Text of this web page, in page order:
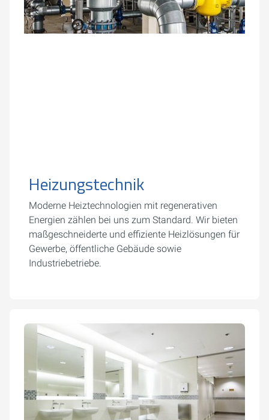
Heizungstechnik
Moderne Heiztechnologien mit regenerativen
Energien zählen bei uns zum Standard. Wir bieten
maßgeschneiderte und effiziente Heizlösungen für
Gewerbe, öffentliche Gebäude sowie
Industriebetriebe.